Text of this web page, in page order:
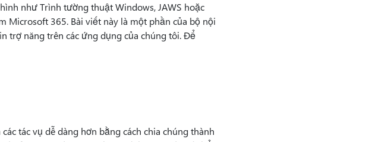
như Trình tường thuật Windows, JAWS hoặc
Microsoft 365. Bài viết này là một phần của bộ nội
trợ năng trên các ứng dụng của chúng tôi. Để
tác vụ dễ dàng hơn bằng cách chia chúng thành